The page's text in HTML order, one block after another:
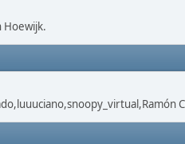
Hoewijk.